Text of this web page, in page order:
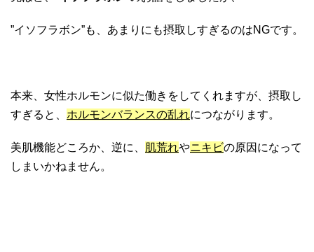
”イソフラボン”も、あまりにも摂取しすぎるのはNGです。
本来、女性ホルモンに似た働きをしてくれますが、摂取し
すぎると、 ホルモンバランスの乱れにつながります。
美肌機能どころか、逆に、 肌荒れやニキビの原因になって
しまいかねません。